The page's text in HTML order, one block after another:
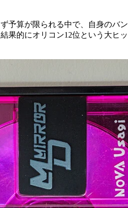
予算が限られる中で、自身のバン
果的にオリコン12位という大ヒッ